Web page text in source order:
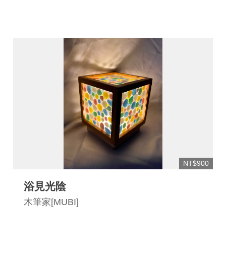
NT$900
浴見光陰
木筆家[MUBI]